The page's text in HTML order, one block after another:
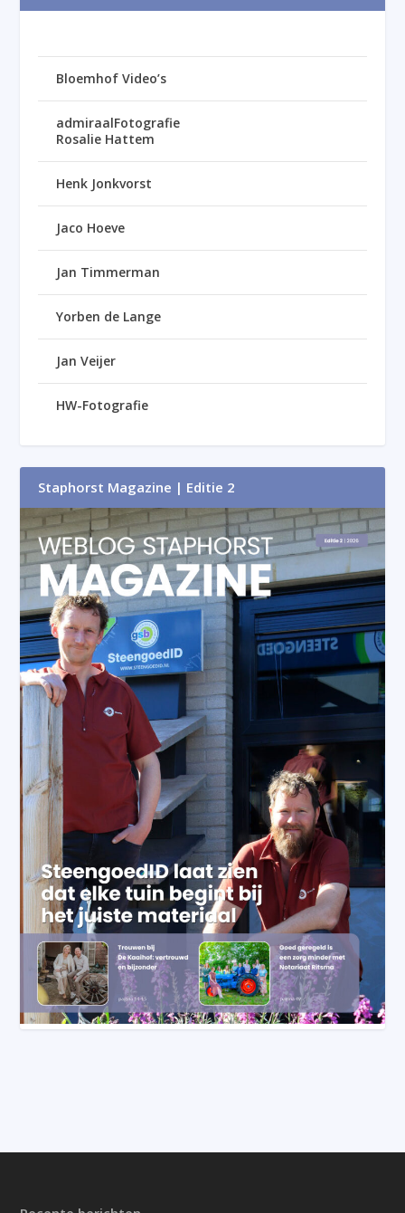
Bloemhof Video’s
admiraalFotografie
Rosalie Hattem
Henk Jonkvorst
Jaco Hoeve
Jan Timmerman
Yorben de Lange
Jan Veijer
HW-Fotografie
Staphorst Magazine | Editie 2